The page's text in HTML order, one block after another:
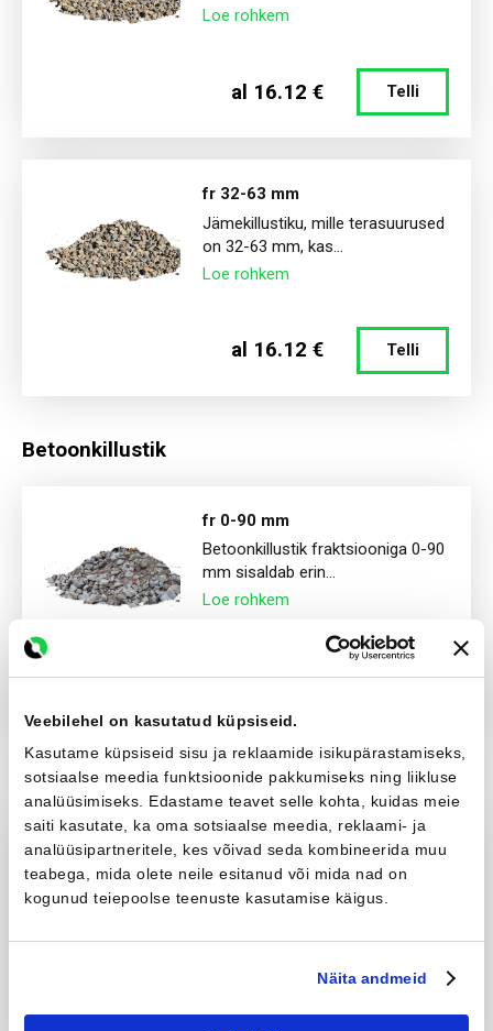
Veebilehel on kasutatud küpsiseid.
Kasutame küpsiseid sisu ja reklaamide isikupärastamiseks,
sotsiaalse meedia funktsioonide pakkumiseks ning liikluse
analüüsimiseks. Edastame teavet selle kohta, kuidas meie
saiti kasutate, ka oma sotsiaalse meedia, reklaami- ja
analüüsipartneritele, kes võivad seda kombineerida muu
teabega, mida olete neile esitanud või mida nad on
kogunud teiepoolse teenuste kasutamise käigus.
Näita andmeid
Loe rohkem
al 16.12 € Telli
fr 32-63 mm
Jämekillustiku, mille terasuurused
on 32-63 mm, kas...
Loe rohkem
al 16.12 € Telli
Betoonkillustik
fr 0-90 mm
Betoonkillustik fraktsiooniga 0-90
mm sisaldab erin...
Loe rohkem
al 3.95 € Telli
Graniitkillustik
fr 16-32 mm
Graniitkillustik, mis sisaldab 16-32
mm terasuuruse...